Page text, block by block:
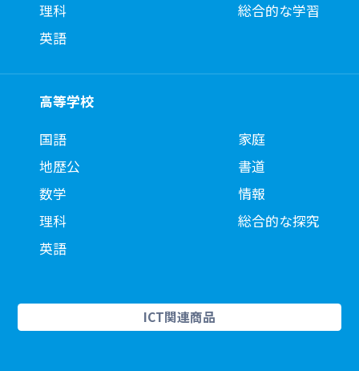
理科
英語
総合的な学習
高等学校
国語
地歴公
数学
理科
英語
家庭
書道
情報
総合的な探究
ICT関連商品